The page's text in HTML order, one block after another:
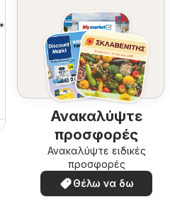
Ανακαλύψτε
προσφορές
Ανακαλύψτε ειδικές
προσφορές
Θέλω να δω